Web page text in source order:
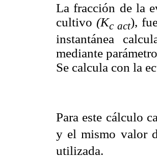
La fracción de la
cultivo(Kc act),
instantánea
mediante
Se calcula con la
Para este cálculo
y el mismo valor
utilizada.